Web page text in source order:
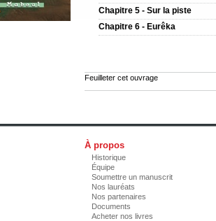
Chapitre 5 - Sur la piste
Chapitre 6 - Eurêka
Feuilleter cet ouvrage
À propos
Historique
Équipe
Soumettre un manuscrit
Nos lauréats
Nos partenaires
Documents
Acheter nos livres